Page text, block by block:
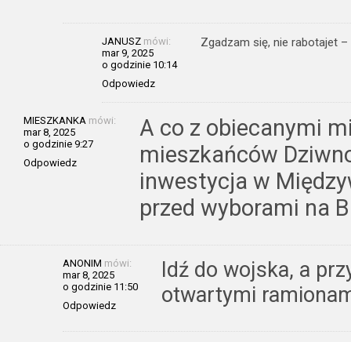
JANUSZ mówi:
mar 9, 2025
o godzinie 10:14
Odpowiedz
Zgadzam się, nie rabotajet –
MIESZKANKA mówi:
mar 8, 2025
o godzinie 9:27
Odpowiedz
A co z obiecanymi
mieszkańców
inwestycja w
przed wyborami na
ANONIM mówi:
mar 8, 2025
o godzinie 11:50
Odpowiedz
Idź do wojska, a
otwartymi